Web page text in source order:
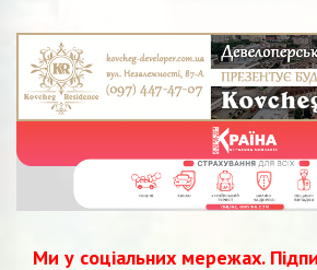
Ми у соціальних мережах.